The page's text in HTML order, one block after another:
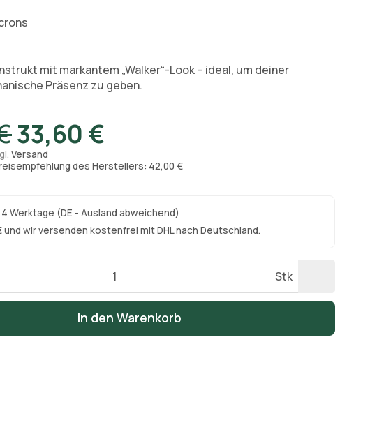
mit markantem „Walker“-Look – ideal, um deiner
Präsenz zu geben.
33,60 €
Versand
des Herstellers: 42,00 €
4 Werktage (DE - Ausland abweichend)
und wir versenden kostenfrei mit DHL nach Deutschland.
Stk
In den Warenkorb